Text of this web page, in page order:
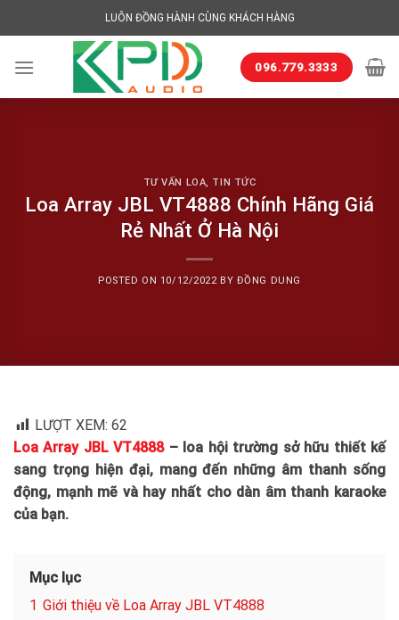
to
LUÔN ĐỒNG HÀNH CÙNG KHÁCH HÀNG
096.779.3333
TƯ VẤN LOA, TIN TỨC
Loa Array JBL VT4888 Chính Hãng Giá
Rẻ Nhất Ở Hà Nội
POSTED ON 10/12/2022BY ĐỒNG DUNG
LƯỢT XEM: 62
Loa Array JBL VT4888– loa hội trường sở hữu thiết kế
sang trọng hiện đại, mang đến những âm thanh sống
động, mạnh mẽ và hay nhất cho dàn âm thanh karaoke
của bạn.
Mục lục
1 Giới thiệu về Loa Array JBL VT4888